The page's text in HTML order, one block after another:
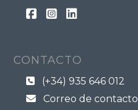
CONTACTO
(+34) 935 646 012
Correo de contacto